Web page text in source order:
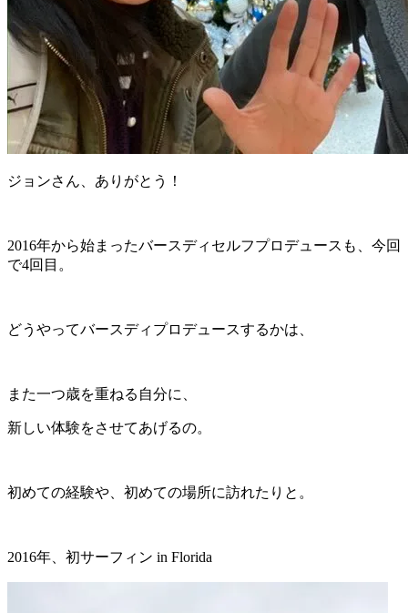
ジョンさん、ありがとう！
2016年から始まったバースディセルフプロデュースも、今回
で4回目。
どうやってバースディプロデュースするかは、
また一つ歳を重ねる自分に、
新しい体験をさせてあげるの。
初めての経験や、初めての場所に訪れたりと。
2016年、初サーフィン in Florida